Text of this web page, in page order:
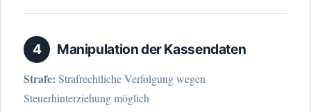
4 Manipulation der Kassendaten
Strafe: Strafrechtliche Verfolgung wegen
Steuerhinterziehung möglich